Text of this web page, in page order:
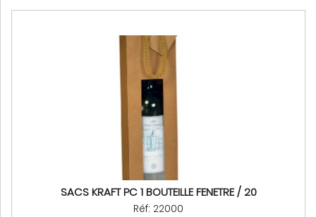
SACS KRAFT PC 1 BOUTEILLE FENETRE / 20
Réf: 22000